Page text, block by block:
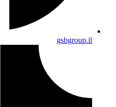
gsbgroup.il